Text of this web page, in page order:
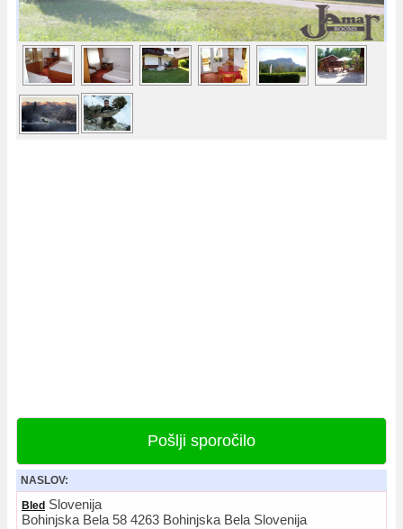
Pošlji sporočilo
NASLOV:
Bled Slovenija
Bohinjska Bela 58 4263 Bohinjska Bela Slovenija